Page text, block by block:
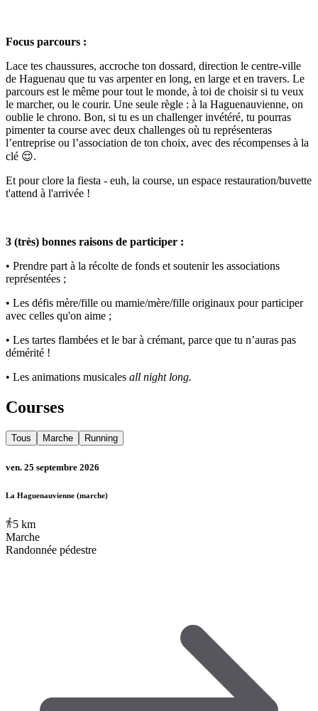
Focus parcours :
Lace tes chaussures, accroche ton dossard, direction le centre-ville
de Haguenau que tu vas arpenter en long, en large et en travers. Le
parcours est le même pour tout le monde, à toi de choisir si tu veux
le marcher, ou le courir. Une seule règle : à la Haguenauvienne, on
oublie le chrono. Bon, si tu es un challenger invétéré, tu pourras
pimenter ta course avec deux challenges où tu représenteras
l’entreprise ou l’association de ton choix, avec des récompenses à la
clé 😌.
Et pour clore la fiesta - euh, la course, un espace restauration/buvette
t'attend à l'arrivée !
3 (très) bonnes raisons de participer :
• Prendre part à la récolte de fonds et soutenir les associations
représentées ;
• Les défis mère/fille ou mamie/mère/fille originaux pour participer
avec celles qu'on aime ;
• Les tartes flambées et le bar à crémant, parce que tu n’auras pas
démérité !
• Les animations musicales all night long.
Courses
Tous Marche Running
ven. 25 septembre 2026
La Haguenauvienne (marche)
5 km
Marche
Randonnée pédestre